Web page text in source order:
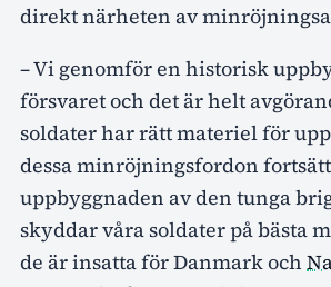
direkt närheten av
– Vi genomför en historisk
försvaret och det är helt
soldater har rätt materiel för
dessa minröjningsfordon
uppbyggnaden av den tunga
skyddar våra soldater på bästa
de är insatta för Danmark och